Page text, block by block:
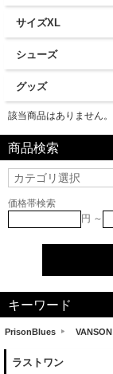
サイズXL
シューズ
グッズ
該当商品はありません。
商品検索
価格帯検索
円 ～
キーワード
PrisonBlues VANSON
ラストワン